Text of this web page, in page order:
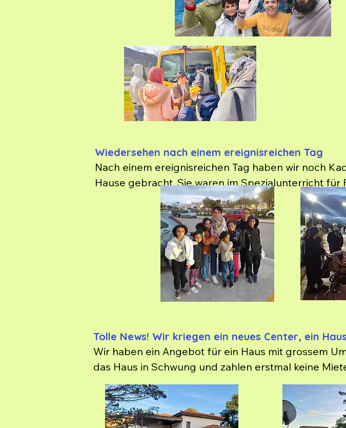
Wiedersehen nach einem ereignisreichen Tag
Nach einem ereignisreichen Tag haben wir noch
Hause gebracht. Sie waren im Spezialunterricht
vielen Jahren. Sie wurden rumgeschoben und
besuchen regelmässig unser Center, endlich
Tolle News! Wir kriegen ein neues Center, ein
Wir haben ein Angebot für ein Haus mit grossem
das Haus in Schwung und zahlen erstmal keine
das neue Projekt. Der Vertrag ist unterschrieben !